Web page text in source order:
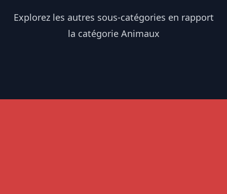
Explorez les autres sous-catégories en rapport
la catégorie Animaux